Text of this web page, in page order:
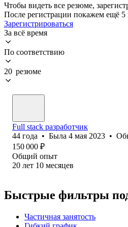
Чтобы видеть все резюме,
После регистрации покажем ещё 5
Зарегистрироваться
За всё время
По соответствию
20 резюме
Full stack разработчик
44 года • Была 4 мая 2023 •
150 000 ₽
Общий опыт
20 лет 10 месяцев
Быстрые фильтры
Частичная занятость